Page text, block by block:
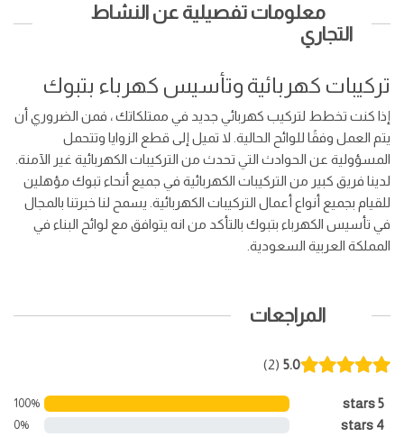
معلومات تفصيلية عن النشاط
التجاري
تركيبات كهربائية وتأسيس كهرباء بتبوك
إذا كنت تخطط لتركيب كهربائي جديد في ممتلكاتك ، فمن الضروري أن
يتم العمل وفقًا للوائح الحالية. لا تميل إلى قطع الزوايا وتتحمل
المسؤولية عن الحوادث التي تحدث من التركيبات الكهربائية غير الآمنة.
لدينا فريق كبير من التركيبات الكهربائية في جميع أنحاء تبوك مؤهلين
للقيام بجميع أنواع أعمال التركيبات الكهربائية. يسمح لنا خبرتنا بالمجال
في تأسيس الكهرباء بتبوك بالتأكد من انه يتوافق مع لوائح البناء في
المملكة العربية السعودية.
المراجعات
5.0
2
5 stars
100%
4 stars
0%